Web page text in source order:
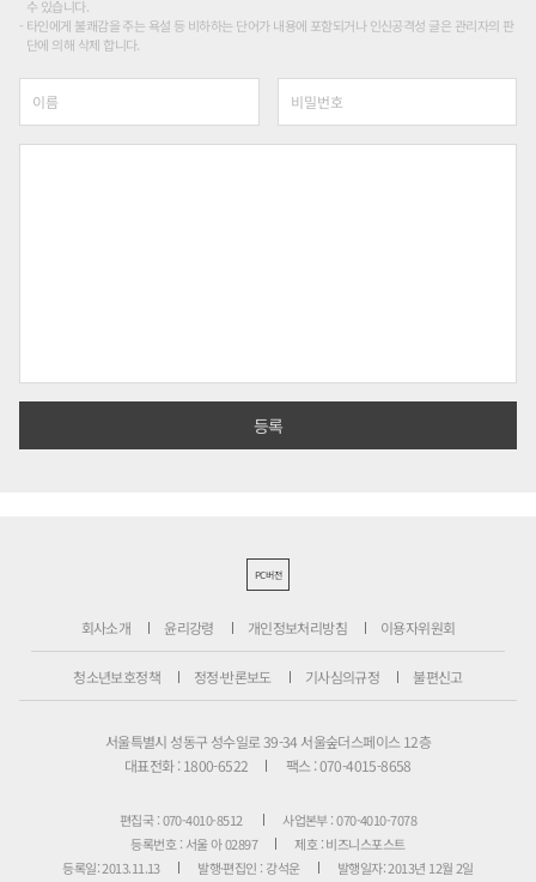
수 있습니다.
타인에게 불쾌감을 주는 욕설 등 비하하는 단어가 내용에 포함되거나 인신공격성 글은 관리자의 판
단에 의해 삭제 합니다.
PC버전
회사소개 윤리강령 개인정보처리방침 이용자위원회
청소년보호정책 정정·반론보도 기사심의규정 불편신고
서울특별시 성동구 성수일로 39-34 서울숲더스페이스 12층
대표전화 : 1800-6522
팩스 : 070-4015-8658
편집국 : 070-4010-8512
사업본부 : 070-4010-7078
등록번호 : 서울 아 02897
제호 : 비즈니스포스트
등록일: 2013.11.13
발행·편집인 : 강석운
발행일자: 2013년 12월 2일